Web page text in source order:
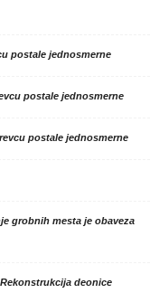
postale jednosmerne
postale jednosmerne
postale jednosmerne
grobnih mesta je obaveza
deonice